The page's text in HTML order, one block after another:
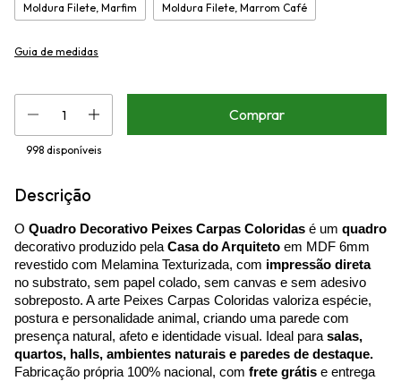
Moldura Filete, Marfim Moldura Filete, Marrom Café
Guia de medidas
998 disponíveis
Descrição
O Quadro Decorativo Peixes Carpas Coloridas é um quadro
decorativo produzido pela Casa do Arquiteto em MDF 6mm
revestido com Melamina Texturizada, com impressão direta
no substrato, sem papel colado, sem canvas e sem adesivo
sobreposto. A arte Peixes Carpas Coloridas valoriza espécie,
postura e personalidade animal, criando uma parede com
presença natural, afeto e identidade visual. Ideal para salas,
quartos, halls, ambientes naturais e paredes de destaque.
Fabricação própria 100% nacional, com frete grátis e entrega